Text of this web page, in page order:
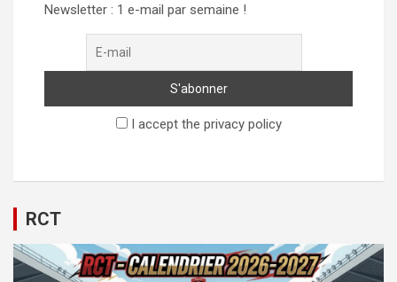
Newsletter : 1 e-mail par semaine !
I accept the privacy policy
RCT